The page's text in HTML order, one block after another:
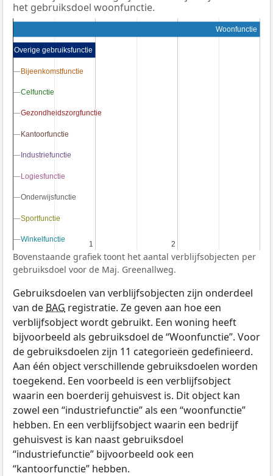
het gebruiksdoel woonfunctie.
1
1 2
2
Woonfunctie
Overige gebruiksfunctie
Bijeenkomstfunctie
Bijeenkomstfunctie
Celfunctie
Celfunctie
Gezondheidszorgfunctie
Gezondheidszorgfunctie
Kantoorfunctie
Kantoorfunctie
Industriefunctie
Industriefunctie
Logiesfunctie
Logiesfunctie
Onderwijsfunctie
Onderwijsfunctie
Sportfunctie
Sportfunctie
Winkelfunctie
Winkelfunctie
Bovenstaande grafiek toont het aantal verblijfsobjecten per
gebruiksdoel voor de Maj. Greenallweg.
Gebruiksdoelen van verblijfsobjecten zijn onderdeel
van de BAG registratie. Ze geven aan hoe een
verblijfsobject wordt gebruikt. Een woning heeft
bijvoorbeeld als gebruiksdoel de “Woonfunctie”. Voor
de gebruiksdoelen zijn 11 categorieën gedefinieerd.
Aan één object verschillende gebruiksdoelen worden
toegekend. Een voorbeeld is een verblijfsobject
waarin een boerderij gehuisvest is. Dit object kan
zowel een “industriefunctie” als een “woonfunctie”
hebben. En een verblijfsobject waarin een bedrijf
gehuisvest is kan naast gebruiksdoel
“industriefunctie” bijvoorbeeld ook een
“kantoorfunctie” hebben.